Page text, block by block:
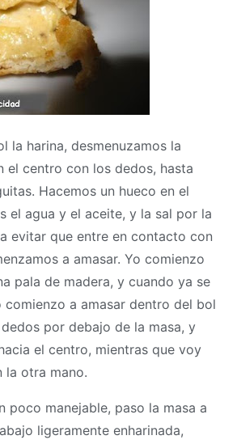
la harina, desmenuzamos la
el centro con los dedos, hasta
Hacemos un hueco en el
el agua y el aceite, y la sal por la
evitar que entre en contacto con
a amasar. Yo comienzo
pala de madera, y cuando ya se
a amasar dentro del bol
por debajo de la masa, y
el centro, mientras que voy
la otra mano.
poco manejable, paso la masa a
ligeramente enharinada,